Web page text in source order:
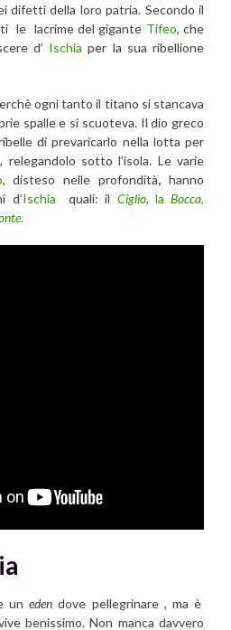
difetti della loro patria. Secondo il
le lacrime del gigante Tifeo, che
d’ Ischia per la sua ribellione
ogni tanto il titano si stancava
spalle e si scuoteva. Il dio greco
di prevaricarlo nella lotta per
relegandolo sotto l’isola. Le varie
, disteso nelle profondità, hanno
d’Ischia quali: il Ciglio, laBocca,
.
uneden dove pellegrinare , ma è
benissimo. Non manca davvero